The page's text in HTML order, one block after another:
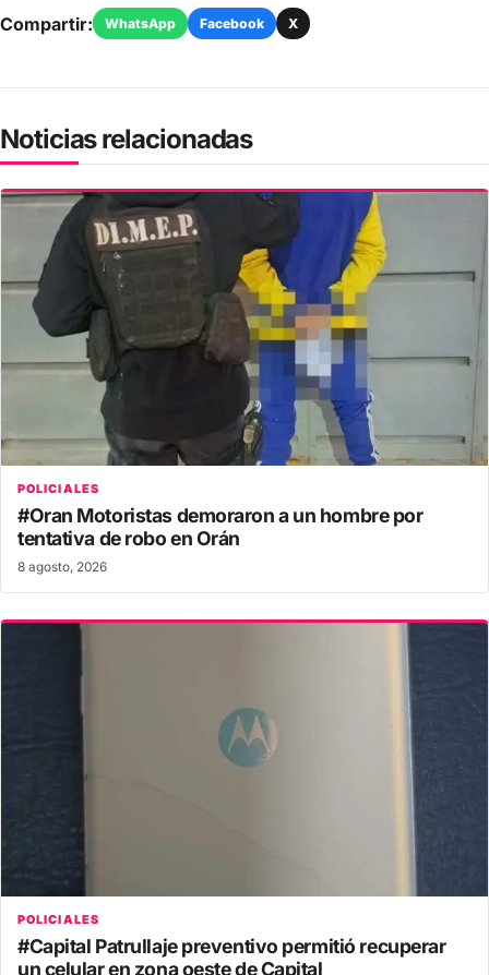
Compartir: WhatsApp Facebook X
Noticias relacionadas
POLICIALES
#Oran Motoristas demoraron a un hombre por
tentativa de robo en Orán
8 agosto, 2026
POLICIALES
#Capital Patrullaje preventivo permitió recuperar
un celular en zona oeste de Capital